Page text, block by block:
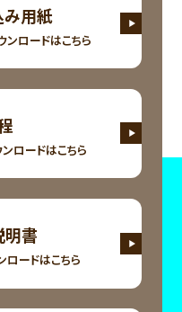
み用紙
ンロードはこちら
ロードはこちら
明書
ロードはこちら